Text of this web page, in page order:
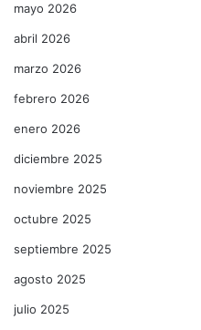
mayo 2026
abril 2026
marzo 2026
febrero 2026
enero 2026
diciembre 2025
noviembre 2025
octubre 2025
septiembre 2025
agosto 2025
julio 2025